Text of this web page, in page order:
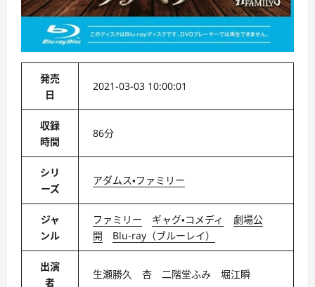
発売
日
2021-03-03 10:00:01
収録
時間
86分
シリ
ーズ
アダムス・ファミリー
ジャ
ンル
ファミリー ギャグ・コメディ
劇場公
開
Blu-ray（ブルーレイ）
出演
者
生瀬勝久 杏 二階堂ふみ 堀江瞬